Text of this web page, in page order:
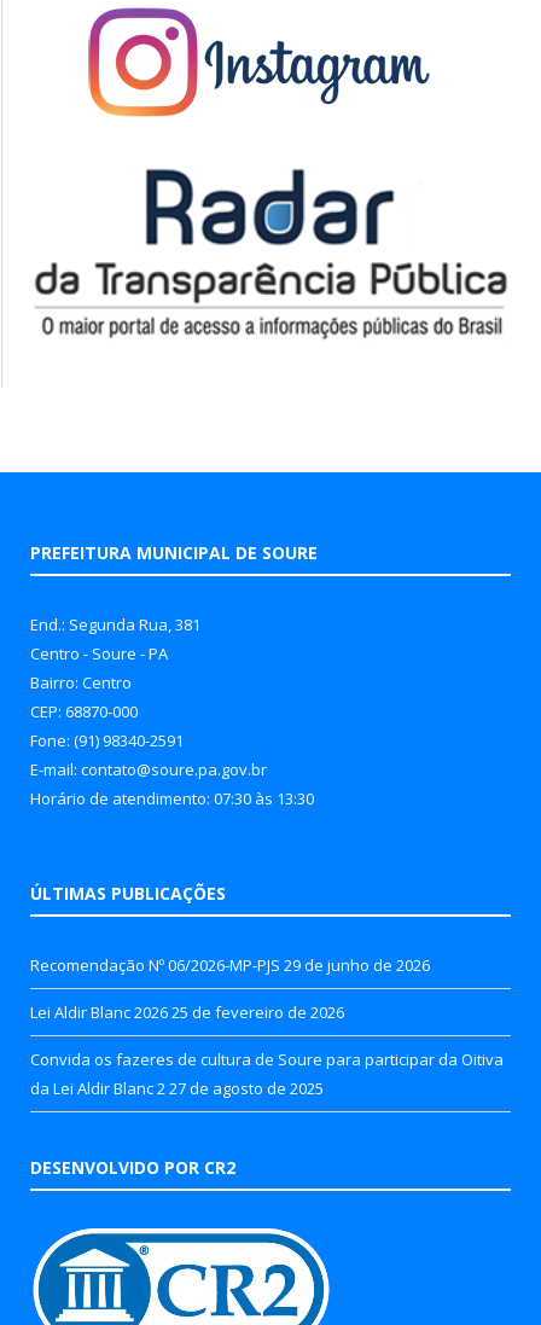
PREFEITURA MUNICIPAL DE SOURE
End.: Segunda Rua, 381
Centro - Soure - PA
Bairro: Centro
CEP: 68870-000
Fone: (91) 98340-2591
E-mail: contato@soure.pa.gov.br
Horário de atendimento: 07:30 às 13:30
ÚLTIMAS PUBLICAÇÕES
Recomendação Nº 06/2026-MP-PJS 29 de junho de 2026
Lei Aldir Blanc 202625 de fevereiro de 2026
Convida os fazeres de cultura de Soure para participar da Oitiva
da Lei Aldir Blanc 2 27 de agosto de 2025
DESENVOLVIDO POR CR2